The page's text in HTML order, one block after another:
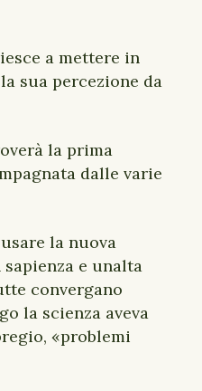
a mettere in
sua percezione da
la prima
dalle varie
la nuova
e unalta
convergano
la scienza aveva
«problemi